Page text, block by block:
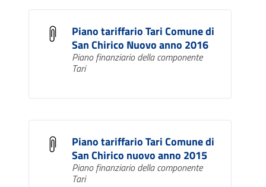
Piano tariffario Tari Comune di
San Chirico Nuovo anno 2016
Piano finanziario della componente
Tari
Piano tariffario Tari Comune di
San Chirico nuovo anno 2015
Piano finanziario della componente
Tari